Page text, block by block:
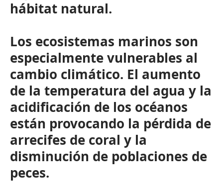
hábitat natural.
Los ecosistemas marinos son
especialmente vulnerables al
cambio climático. El aumento
de la temperatura del agua y la
acidificación de los océanos
están provocando la pérdida de
arrecifes de coral y la
disminución de poblaciones de
peces.